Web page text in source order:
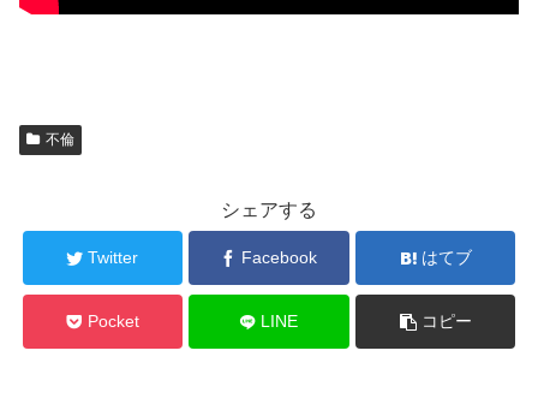
不倫
シェアする
Twitter Facebook はてブ
Pocket LINE コピー